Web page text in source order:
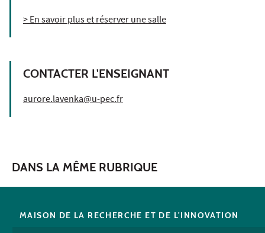
> En savoir plus et réserver une salle
CONTACTER L'ENSEIGNANT
aurore.lavenka@u-pec.fr
DANS LA MÊME RUBRIQUE
MAISON DE LA RECHERCHE ET DE L'INNOVATION